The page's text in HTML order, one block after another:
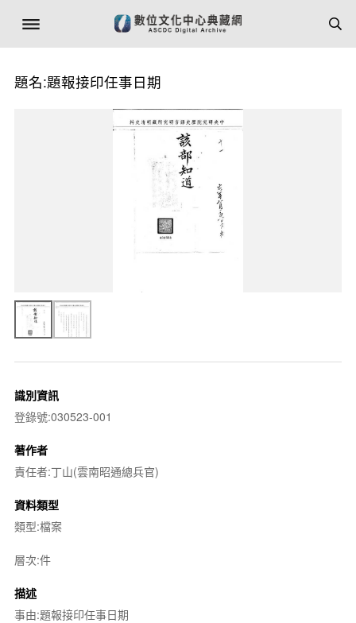
題名:題報接印任事日期
識別資訊
登錄號:030523-001
著作者
責任者:丁山(雲南昭通總兵官)
資料類型
類型:檔案
層次:件
描述
事由:題報接印任事日期